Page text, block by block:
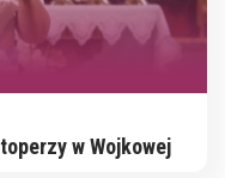
w Wojkowej